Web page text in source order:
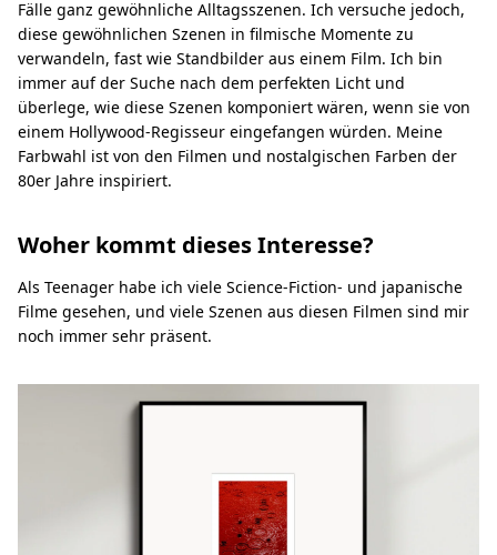
Fälle ganz gewöhnliche Alltagsszenen. Ich versuche jedoch,
diese gewöhnlichen Szenen in filmische Momente zu
verwandeln, fast wie Standbilder aus einem Film. Ich bin
immer auf der Suche nach dem perfekten Licht und
überlege, wie diese Szenen komponiert wären, wenn sie von
einem Hollywood-Regisseur eingefangen würden. Meine
Farbwahl ist von den Filmen und nostalgischen Farben der
80er Jahre inspiriert.
Woher kommt dieses Interesse?
Als Teenager habe ich viele Science-Fiction- und japanische
Filme gesehen, und viele Szenen aus diesen Filmen sind mir
noch immer sehr präsent.